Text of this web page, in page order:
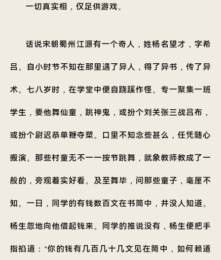
一切真实相，仅足供游戏。
话说宋朝蜀州江源有一个奇人，姓杨名望才，字希
吕。自小时节不知在那里遇了异人，得了异书，传了异
术。七八岁时，在学堂中便自跷蹊作怪。专一聚集一班
学生，要他舞仙童，跳神鬼，或扮个刘关张三战吕布，
或扮个尉迟恭单鞭夺槊。口里不知念些甚么，任凭随心
搬演。那些村童无不一一按节跳舞，就象教师教成了一
般的，旁观着实好看。及至舞毕，问那些童子，毫厘不
知。一日，同学的有钱数百文在书筒中，井没人知道。
杨生忽地向他借起钱来。同学的推说没有，杨生便把手
指掐道：“你的钱有几百几十几文见在筒中，如何赖道